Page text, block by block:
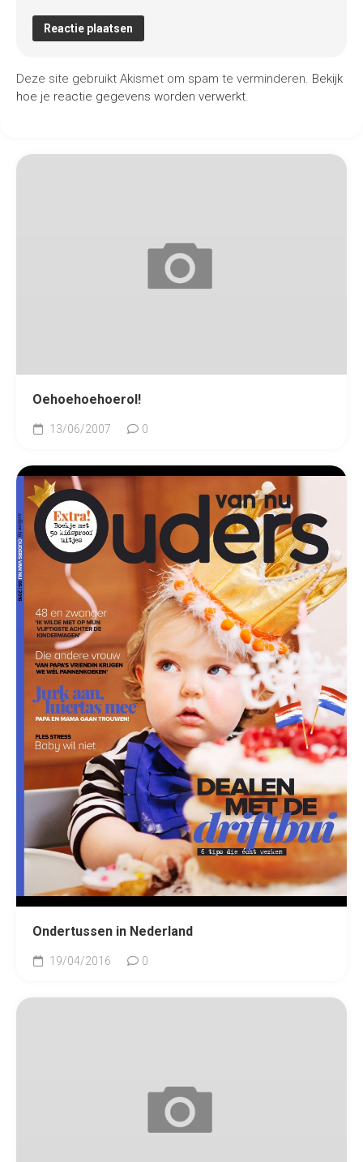
Deze site gebruikt Akismet om spam te verminderen. Bekijk
hoe je reactie gegevens worden verwerkt.
Oehoehoehoerol!
13/06/2007 0
Ondertussen in Nederland
19/04/2016 0